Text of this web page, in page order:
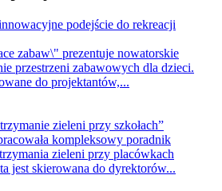
podejście do rekreacji
zabaw\" prezentuje nowatorskie
przestrzeni zabawowych dla dzieci.
do projektantów,...
zieleni przy szkołach”
kompleksowy poradnik
zieleni przy placówkach
jest skierowana do dyrektorów...